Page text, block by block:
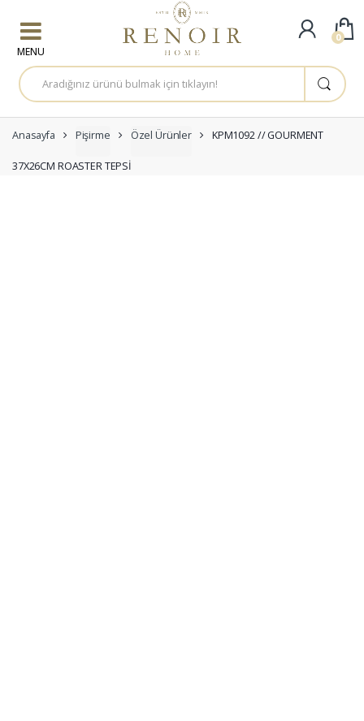
A
r
a
a
:
Anasayfa Pişirme Özel Ürünler KPM1092 // GOURMENT
37X26CM ROASTER TEPSİ
0